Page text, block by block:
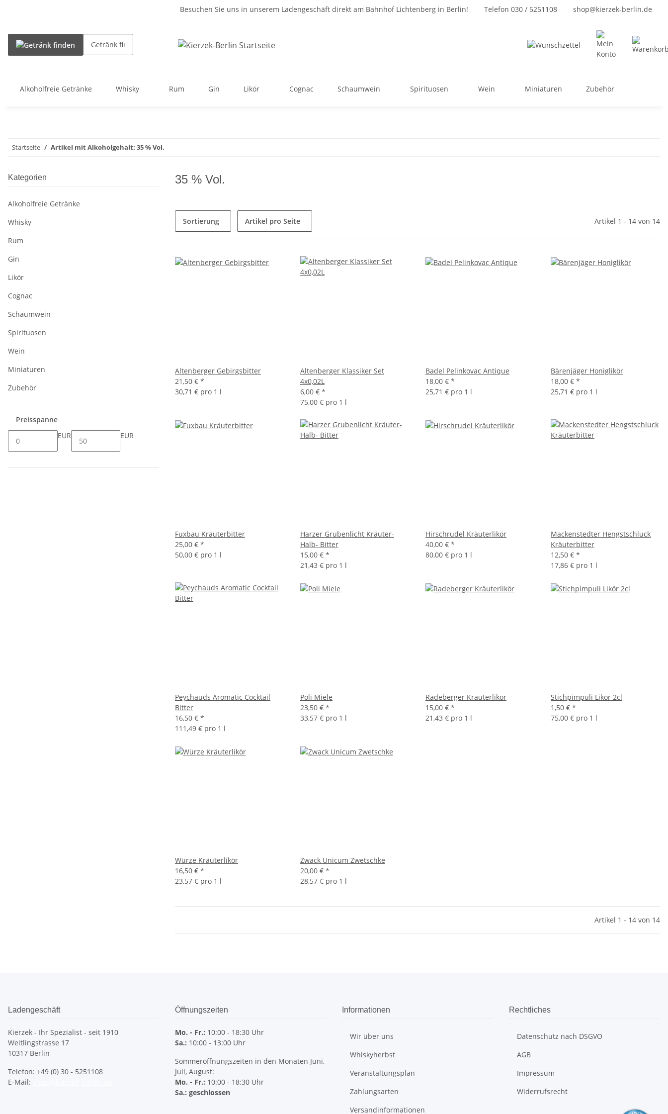
Telefon 030 / 5251108 shop@kierzek-berlin.de
Besuchen Sie uns in unserem Ladengeschäft direkt am Bahnhof Lichtenberg in Berlin!
Alkoholfreie Getränke Whisky Rum Gin Likör Cognac Schaumwein Spirituosen Wein Miniaturen Zubehör
Startseite Artikel mit Alkoholgehalt: 35 % Vol.
35 % Vol.
Sortierung Artikel pro Seite Artikel 1 - 14 von 14
Altenberger Gebirgsbitter
21,50 € *
30,71 € pro 1 l
Altenberger Klassiker Set
4x0,02L
6,00 € *
75,00 € pro 1 l
Badel Pelinkovac Antique
18,00 € *
25,71 € pro 1 l
Bärenjäger Honiglikör
18,00 € *
25,71 € pro 1 l
Fuxbau Kräuterbitter
25,00 € *
50,00 € pro 1 l
Harzer Grubenlicht Kräuter-
Halb- Bitter
15,00 € *
21,43 € pro 1 l
Hirschrudel Kräuterlikör
40,00 € *
80,00 € pro 1 l
Mackenstedter Hengstschluck
Kräuterbitter
12,50 € *
17,86 € pro 1 l
Peychauds Aromatic Cocktail
Bitter
16,50 € *
111,49 € pro 1 l
Poli Miele
23,50 € *
33,57 € pro 1 l
Radeberger Kräuterlikör
15,00 € *
21,43 € pro 1 l
Stichpimpuli Likör 2cl
1,50 € *
75,00 € pro 1 l
Würze Kräuterlikör
16,50 € *
23,57 € pro 1 l
Zwack Unicum Zwetschke
20,00 € *
28,57 € pro 1 l
Artikel 1 - 14 von 14
Kategorien
Alkoholfreie Getränke
Whisky
Rum
Gin
Likör
Cognac
Schaumwein
Spirituosen
Wein
Miniaturen
Zubehör
Preisspanne
EUR
EUR
Ladengeschäft
Kierzek - Ihr Spezialist - seit 1910
Weitlingstrasse 17
10317 Berlin
Telefon: +49 (0) 30 - 5251108
E-Mail:
Öffnungszeiten
Mo. - Fr.: 10:00 - 18:30 Uhr
Sa.: 10:00 - 13:00 Uhr
Sommeröffnungszeiten in den Monaten Juni,
Juli, August:
Mo. - Fr.: 10:00 - 18:30 Uhr
Sa.: geschlossen
Informationen
Wir über uns
Whiskyherbst
Veranstaltungsplan
Zahlungsarten
Versandinformationen
Rechtliches
Datenschutz nach DSGVO
AGB
Impressum
Widerrufsrecht